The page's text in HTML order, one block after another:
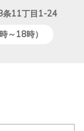
条11丁目1-24
～18時）